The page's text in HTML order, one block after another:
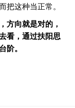
这种当正常。
方向就是对的，
看，通过扶阳思
阶。